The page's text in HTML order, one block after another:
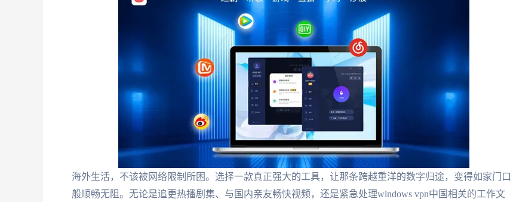
海外生活，不该被网络限制所困。选择一款真正强大的工具，让那条跨越重洋的数字归途，变得如家门口
般顺畅无阻。无论是追更热播剧集、与国内亲友畅快视频，还是紧急处理windows vpn中国相关的工作文